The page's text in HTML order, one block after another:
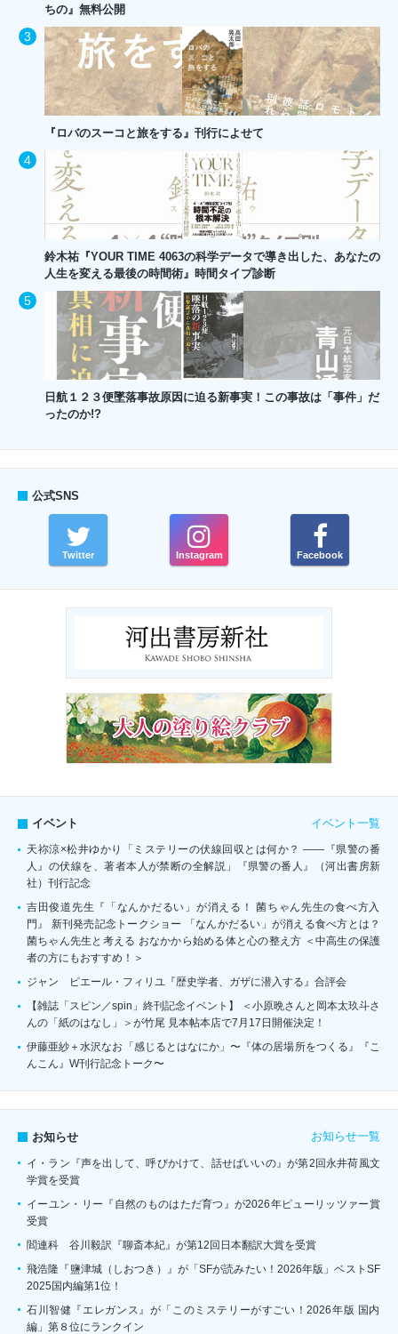
ちの』無料公開
『ロバのスーコと旅をする』刊行によせて
鈴木祐『YOUR TIME 4063の科学データで導き出した、あなたの
人生を変える最後の時間術』時間タイプ診断
日航１２３便墜落事故原因に迫る新事実！この事故は「事件」だ
ったのか!?
公式SNS
Twitter Instagram Facebook
イベント イベント一覧
天祢涼×松井ゆかり「ミステリーの伏線回収とは何か？ ――『県警の番
人』の伏線を、著者本人が禁断の全解説」『県警の番人』（河出書房新
社）刊行記念
吉田俊道先生『「なんかだるい」が消える！ 菌ちゃん先生の食べ方入
門』 新刊発売記念トークショー 「なんかだるい」が消える食べ方とは？
菌ちゃん先生と考える おなかから始める体と心の整え方 ＜中高生の保護
者の方にもおすすめ！＞
ジャン゠ピエール・フィリユ『歴史学者、ガザに潜入する』合評会
【雑誌「スピン／spin」終刊記念イベント】 ＜小原晩さんと岡本太玖斗さ
んの「紙のはなし」＞が竹尾 見本帖本店で7月17日開催決定！
伊藤亜紗＋水沢なお「感じるとはなにか」〜『体の居場所をつくる』『こ
んこん』W刊行記念トーク〜
お知らせ お知らせ一覧
イ・ラン『声を出して、呼びかけて、話せばいいの』が第2回永井荷風文
学賞を受賞
イーユン・リー『自然のものはただ育つ』が2026年ピューリッツァー賞
受賞
閻連科 谷川毅訳『聊斎本紀』が第12回日本翻訳大賞を受賞
飛浩隆『鹽津城（しおつき）』が「SFが読みたい！2026年版」ベストSF
2025国内編第1位！
石川智健『エレガンス』が「このミステリーがすごい！2026年版 国内
編」第８位にランクイン